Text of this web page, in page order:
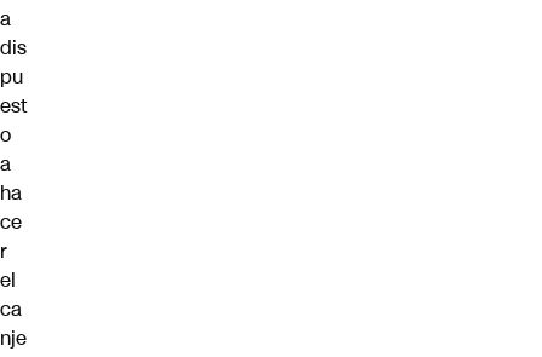
a
dis
pu
est
o
a
ha
ce
r
el
ca
nje